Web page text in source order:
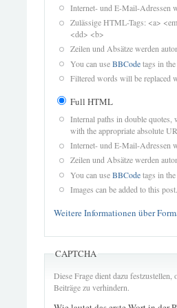
Internet- und E-Mail-Adressen
Zulässige HTML-Tags: <a>
<dd> <b>
Zeilen und Absätze werden
You can useBBCodetags in
Filtered words will be replaced
Full HTML
Internal paths in double quotes,
with the appropriate absolute
Internet- und E-Mail-Adressen
Zeilen und Absätze werden
You can useBBCodetags in
Images can be added to this post.
Weitere Informationen über
CAPTCHA
Diese Frage dient dazu
Beiträge zu verhindern.